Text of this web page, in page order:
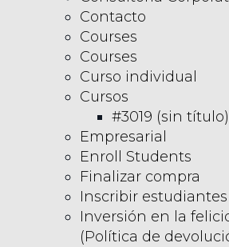
Contacto
Courses
Courses
Curso individual
Cursos
#3019 (sin título)
Empresarial
Enroll Students
Finalizar compra
Inscribir estudiantes
Inversión en la
(Política de